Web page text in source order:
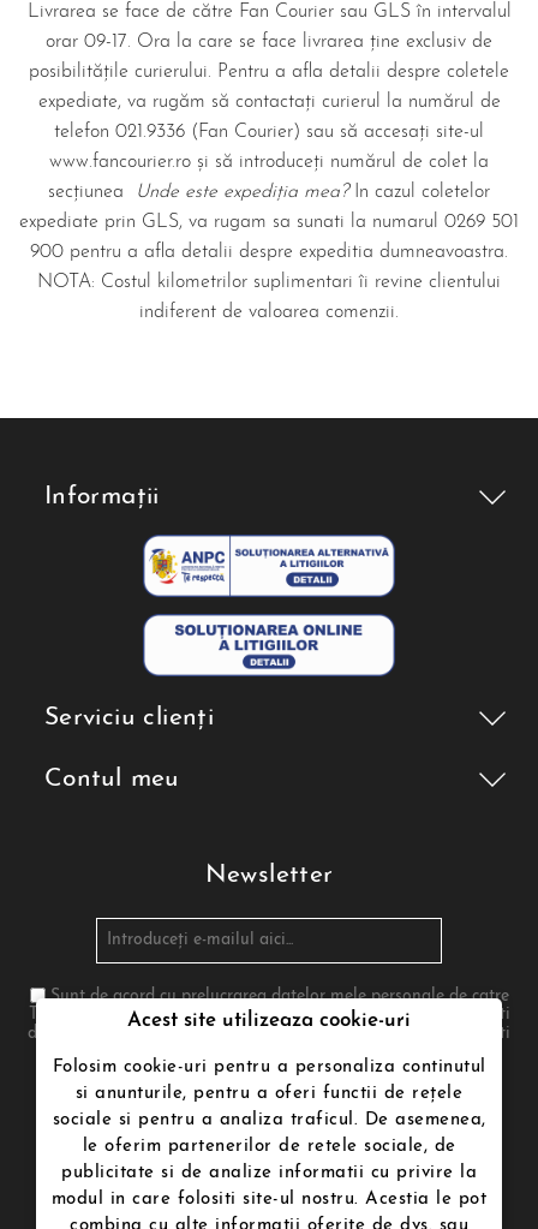
Livrarea se face de către Fan Courier sau GLS în intervalul
orar 09-17. Ora la care se face livrarea ține exclusiv de
posibilitățile curierului. Pentru a afla detalii despre coletele
expediate, va rugăm să contactați curierul la numărul de
telefon 021.9336 (Fan Courier) sau să accesați site-ul
www.fancourier.ro și să introduceți numărul de colet la
secțiunea
Unde este expediția mea? In cazul coletelor
expediate prin GLS, va rugam sa sunati la numarul 0269 501
900 pentru a afla detalii despre expeditia dumneavoastra.
NOTA: Costul kilometrilor suplimentari îi revine clientului
indiferent de valoarea comenzii.
Informații
Serviciu clienți
Contul meu
Newsletter
Sunt de acord cu prelucrarea datelor mele personale de catre
Termenii de utilizare poenari.ro in conformitate cu legea. Te poti
dezabona in orice moment. Pentru aceasta te rugam sa folosesti
Urmăriți-ne
Acest site utilizeaza cookie-uri
Folosim cookie-uri pentru a personaliza continutul
si anunturile, pentru a oferi functii de rețele
sociale si pentru a analiza traficul. De asemenea,
le oferim partenerilor de retele sociale, de
publicitate si de analize informatii cu privire la
modul in care folositi site-ul nostru. Acestia le pot